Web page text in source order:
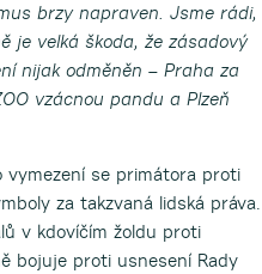
brzy napraven. Jsme rádi,
je velká škoda, že zásadový
nijak odměněn – Praha za
vzácnou pandu a Plzeň
vymezení se primátora proti
za takzvaná lidská práva.
v kdovíčím žoldu proti
bojuje proti usnesení Rady